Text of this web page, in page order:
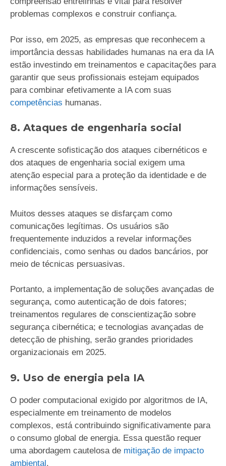
problemas complexos e construir confiança.
Por isso, em 2025, as empresas que reconhecem a
importância dessas habilidades humanas na era da IA
estão investindo em treinamentos e capacitações para
garantir que seus profissionais estejam equipados
para combinar efetivamente a IA com suas
competências humanas.
8. Ataques de engenharia social
A crescente sofisticação dos ataques cibernéticos e
dos ataques de engenharia social exigem uma
atenção especial para a proteção da identidade e de
informações sensíveis.
Muitos desses ataques se disfarçam como
comunicações legítimas. Os usuários são
frequentemente induzidos a revelar informações
confidenciais, como senhas ou dados bancários, por
meio de técnicas persuasivas.
Portanto, a implementação de soluções avançadas de
segurança, como autenticação de dois fatores;
treinamentos regulares de conscientização sobre
segurança cibernética; e tecnologias avançadas de
detecção de phishing, serão grandes prioridades
organizacionais em 2025.
9. Uso de energia pela IA
O poder computacional exigido por algoritmos de IA,
especialmente em treinamento de modelos
complexos, está contribuindo significativamente para
o consumo global de energia. Essa questão requer
uma abordagem cautelosa de mitigação de impacto
ambiental.